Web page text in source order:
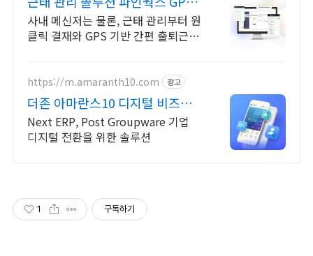
기반 출퇴근 기록
사내 메신저는 물론, 근태 관리부터 원
클릭 결재와 GPS 기반 간편 출퇴근까
https://m.amaranth10.com 광고
더존 아마란스10 디지털 비즈니
스 플랫폼
Next ERP, Post Groupware 기업
디지털 전환을 위한 솔루션
1 구독하기